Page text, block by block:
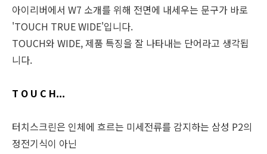
아이리버에서 W7 소개를 위해 전면에 내세우는 문구가 바로
'TOUCH TRUE WIDE'입니다.
TOUCH와 WIDE, 제품 특징을 잘 나타내는 단어라고 생각됩
니다.
T O U C H...
터치스크린은 인체에 흐르는 미세전류를 감지하는 삼성 P2의
정전기식이 아닌